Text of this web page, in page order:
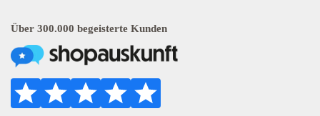
Über 300.000 begeisterte Kunden